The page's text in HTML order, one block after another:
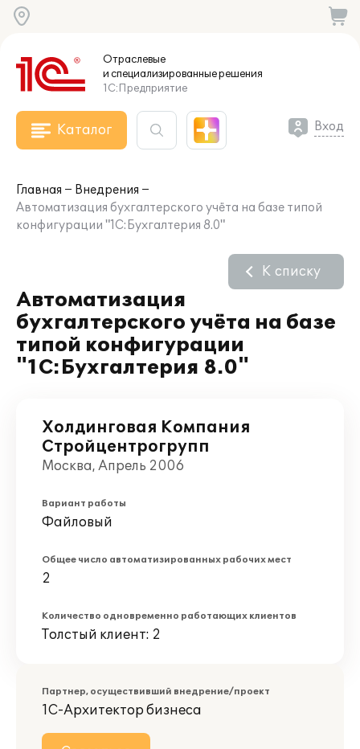
Отраслевые
и специализированныерешения
1С:Предприятие
Каталог Вход
Главная
Внедрения
Автоматизация бухгалтерского учёта на базе типой
конфигурации "1С:Бухгалтерия 8.0"
Автоматизация
бухгалтерского учёта на базе
типой конфигурации
"1С:Бухгалтерия 8.0"
К списку
Холдинговая Компания
Стройцентрогрупп
Москва, Апрель 2006
Вариант работы
Файловый
Общее число автоматизированных рабочих мест
2
Количество одновременно работающих клиентов
Толстый клиент: 2
Партнер, осуществивший внедрение/проект
1С-Архитектор бизнеса